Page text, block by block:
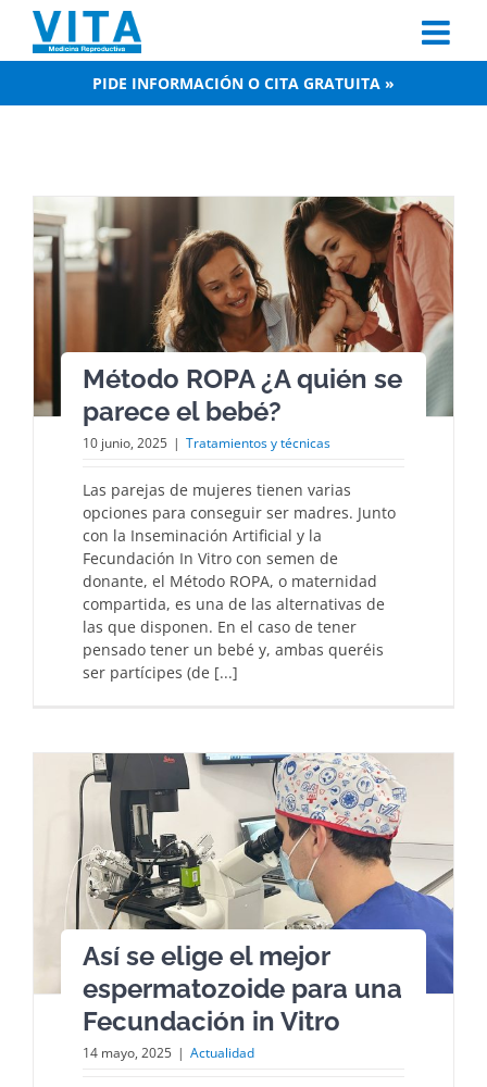
content
PIDE INFORMACIÓN O CITA GRATUITA »
Método ROPA ¿A quién se
parece el bebé?
10 junio, 2025 | Tratamientos y técnicas
Las parejas de mujeres tienen varias
opciones para conseguir ser madres. Junto
con la Inseminación Artificial y la
Fecundación In Vitro con semen de
donante, el Método ROPA, o maternidad
compartida, es una de las alternativas de
las que disponen. En el caso de tener
pensado tener un bebé y, ambas queréis
ser partícipes (de [...]
Así se elige el mejor
espermatozoide para una
Fecundación in Vitro
14 mayo, 2025 | Actualidad